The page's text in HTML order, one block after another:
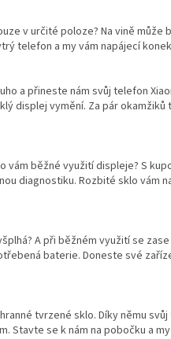
v určité poloze? Na vině
telefon a my vám napájecí
a přineste nám svůj telefon
displej vymění. Za pár
vám běžné využití displeje? S
diagnostiku. Rozbité sklo vám
A při běžném využití se
baterie. Doneste své
tvrzené sklo. Díky němu svůj
se k nám na pobočku a